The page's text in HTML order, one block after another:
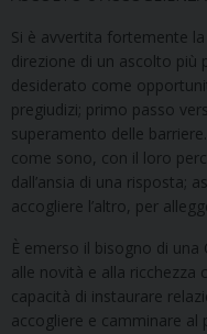
Si è avvertita fortemente
direzione di un ascolto più
desiderato come
pregiudizi; primo passo
superamento delle
come sono, con il loro
dall’ansia di una risposta;
accogliere l’altro, per
È emerso il bisogno di
alle novità e alla ricchezza
capacità di instaurare
accogliere e camminare al